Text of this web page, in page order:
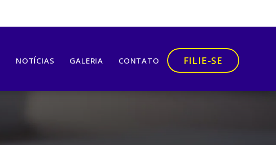
NOTÍCIAS GALERIA CONTATO FILIE-SE